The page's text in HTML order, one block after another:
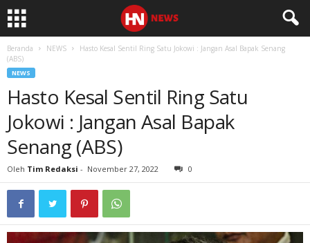
Beranda NEWS
Hasto Kesal Sentil Ring Satu Jokowi : Jangan Asal Bapak Senang
(ABS)
NEWS
Hasto Kesal Sentil Ring Satu
Jokowi : Jangan Asal Bapak
Senang (ABS)
Oleh Tim Redaksi - November 27, 2022 0